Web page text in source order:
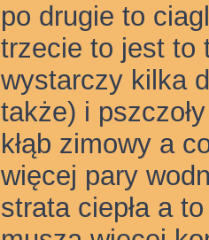
po drugie to
trzecie to jest to
wystarczy kilka
także) i
kłąb zimowy a
więcej pary
strata ciepła a